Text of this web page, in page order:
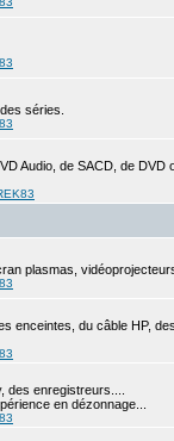
séries.
Audio, de SACD, de
plasmas,
enceintes, du câble HP,
enregistreurs....
en dézonnage...